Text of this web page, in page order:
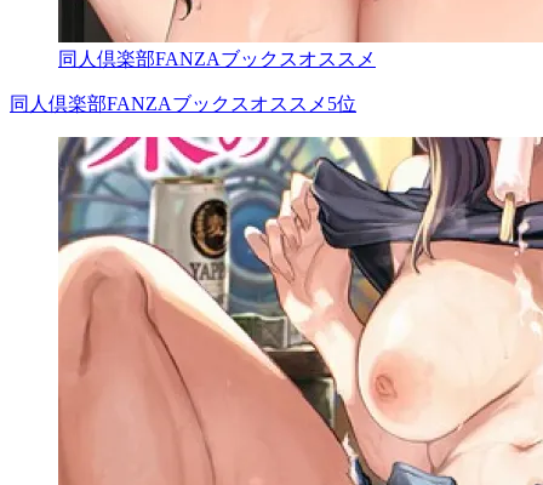
同人倶楽部FANZAブックスオススメ
同人倶楽部FANZAブックスオススメ5位